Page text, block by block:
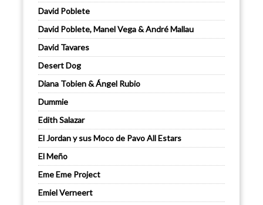
David Poblete
David Poblete, Manel Vega & André Mallau
David Tavares
Desert Dog
Diana Tobien & Ángel Rubio
Dummie
Edith Salazar
El Jordan y sus Moco de Pavo All Estars
El Meño
Eme Eme Project
Emiel Verneert